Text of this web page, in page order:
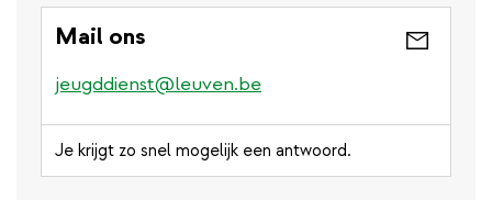
Mail ons
jeugddienst@leuven.be
Je krijgt zo snel mogelijk een antwoord.